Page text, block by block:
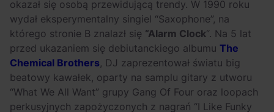
okazał się osobą przewidującą trendy. W 1990 roku
wydał eksperymentalny singiel “Saxophone”, na
którego stronie B znalazł się “Alarm Clock“. Na 5 lat
przed ukazaniem się debiutanckiego albumu The
Chemical Brothers , DJ zaprezentował światu big
beatowy kawałek, oparty na samplu gitary z utworu
“What We All Want” grupy Gang Of Four oraz loopach
perkusyjnych zapożyczonych z nagrań “I Like Funky